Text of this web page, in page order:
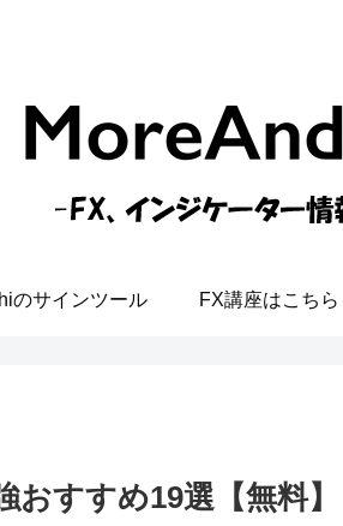
のサインツール FX講座はこちら
すすめ19選【無料】